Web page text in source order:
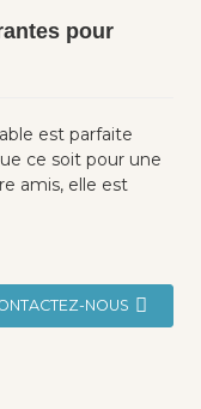
pour
est parfaite
ce soit pour une
amis, elle est
NOUS